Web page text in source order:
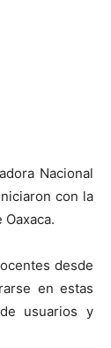
Nacional
con la
desde
en estas
usuarios y